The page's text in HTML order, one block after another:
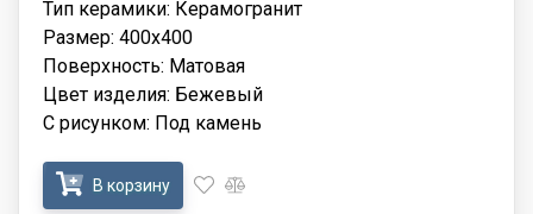
Тип керамики: Керамогранит
Размер: 400x400
Поверхность: Матовая
Цвет изделия: Бежевый
С рисунком: Под камень
В корзину